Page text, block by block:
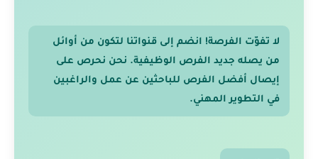
لا تفوّت الفرصة! انضم إلى قنواتنا لتكون من أوائل
من يصله جديد الفرص الوظيفية. نحن نحرص على
إيصال أفضل الفرص للباحثين عن عمل والراغبين
في التطوير المهني.